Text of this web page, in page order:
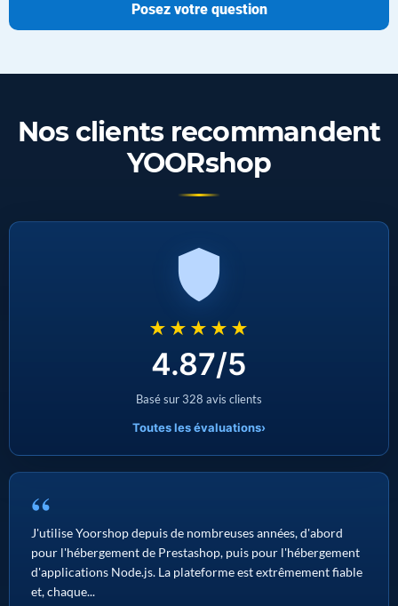
Posez votre question
Nos clients recommandent
YOORshop
★★★★★
4.87/5
Basé sur 328 avis clients
Toutes les évaluations›
“
J'utilise Yoorshop depuis de nombreuses années, d'abord
pour l'hébergement de Prestashop, puis pour l'hébergement
d'applications Node.js. La plateforme est extrêmement fiable
et, chaque...